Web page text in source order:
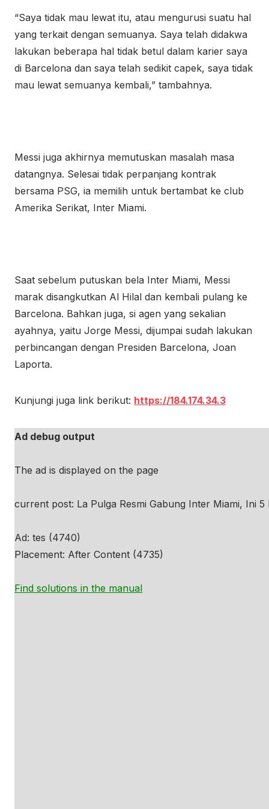
“Saya tidak mau lewat itu, atau mengurusi suatu hal
yang terkait dengan semuanya. Saya telah didakwa
lakukan beberapa hal tidak betul dalam karier saya
di Barcelona dan saya telah sedikit capek, saya tidak
mau lewat semuanya kembali,” tambahnya.
Messi juga akhirnya memutuskan masalah masa
datangnya. Selesai tidak perpanjang kontrak
bersama PSG, ia memilih untuk bertambat ke club
Amerika Serikat, Inter Miami.
Saat sebelum putuskan bela Inter Miami, Messi
marak disangkutkan Al Hilal dan kembali pulang ke
Barcelona. Bahkan juga, si agen yang sekalian
ayahnya, yaitu Jorge Messi, dijumpai sudah lakukan
perbincangan dengan Presiden Barcelona, Joan
Laporta.
Kunjungi juga link berikut: https://184.174.34.3
Ad debug output
The ad is displayed on the page
current post: La Pulga Resmi Gabung Inter Miami, Ini
Ad: tes (4740)
Placement: After Content (4735)
Find solutions in the manual